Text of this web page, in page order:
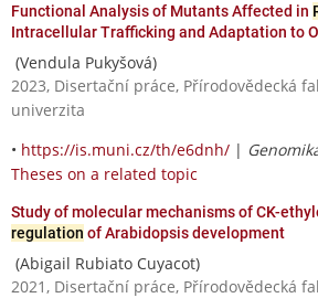
Functional Analysis of Mutants Affected in
Intracellular Trafficking and Adaptation to
(Vendula Pukyšová)
2023, Disertační práce, Přírodovědecká
univerzita
• https://is.muni.cz/th/e6dnh/ |
Theses on a related topic
Study of molecular mechanisms of CK-
regulation of Arabidopsis development
(Abigail Rubiato Cuyacot)
2021, Disertační práce, Přírodovědecká